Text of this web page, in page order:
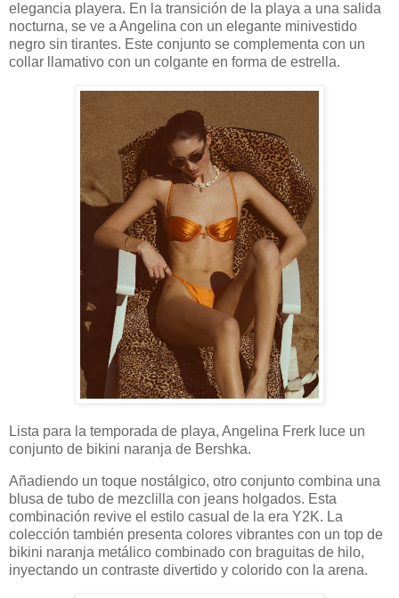
elegancia playera. En la transición de la playa a una salida
nocturna, se ve a Angelina con un elegante minivestido
negro sin tirantes. Este conjunto se complementa con un
collar llamativo con un colgante en forma de estrella.
Lista para la temporada de playa, Angelina Frerk luce un
conjunto de bikini naranja de Bershka.
Añadiendo un toque nostálgico, otro conjunto combina una
blusa de tubo de mezclilla con jeans holgados. Esta
combinación revive el estilo casual de la era Y2K. La
colección también presenta colores vibrantes con un top de
bikini naranja metálico combinado con braguitas de hilo,
inyectando un contraste divertido y colorido con la arena.